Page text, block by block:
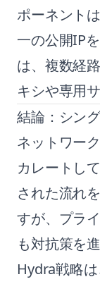
ポーネント
一の公開IP
は、複数経
キシや専用
結論：シン
ネットワー
カレートし
された流れ
すが、プラ
も対抗策を
Hydra戦略